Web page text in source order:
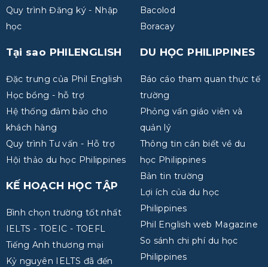
Quy trình Đăng ký - Nhập
học
Tại sao PHILENGLISH
Đặc trưng của Phil English
Học bổng - hỗ trợ
Hệ thống đảm bảo cho
khách hàng
Quy trình Tư vấn - Hỗ trợ
Hội thảo du học Philippines
KẾ HOẠCH HỌC TẬP
Bình chọn trường tốt nhất
IELTS - TOEIC - TOEFL
Tiếng Anh thương mại
Kỷ nguyên IELTS đã đến
Bacolod
Boracay
DU HỌC PHILIPPINES
Báo cáo tham quan thực tế
trường
Phỏng vấn giáo viên và
quản lý
Thông tin cần biết về du
học Philippines
Bản tin trường
Lợi ích của du học
Philippines
Phil English web Magazine
So sánh chi phí du học
Philippines